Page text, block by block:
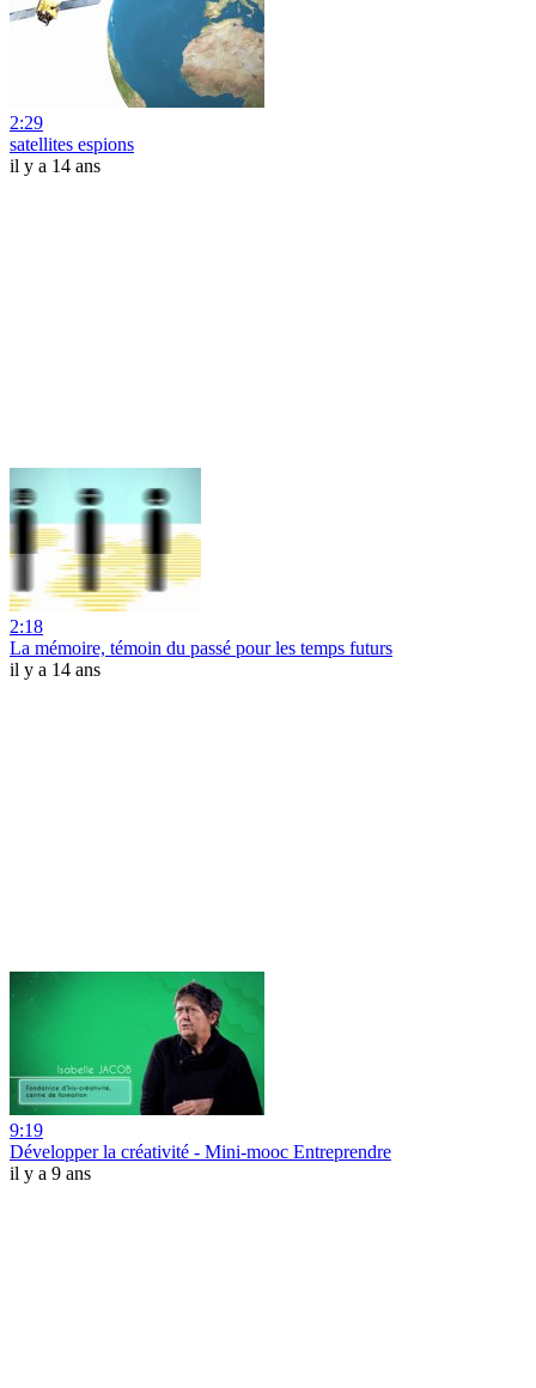
2:29
satellites espions
il y a 14 ans
2:18
La mémoire, témoin du passé pour les temps futurs
il y a 14 ans
9:19
Développer la créativité - Mini-mooc Entreprendre
il y a 9 ans